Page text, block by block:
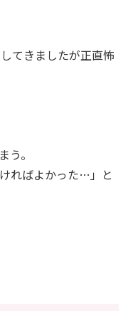
てきましたが正直怖
。
ればよかった…」と